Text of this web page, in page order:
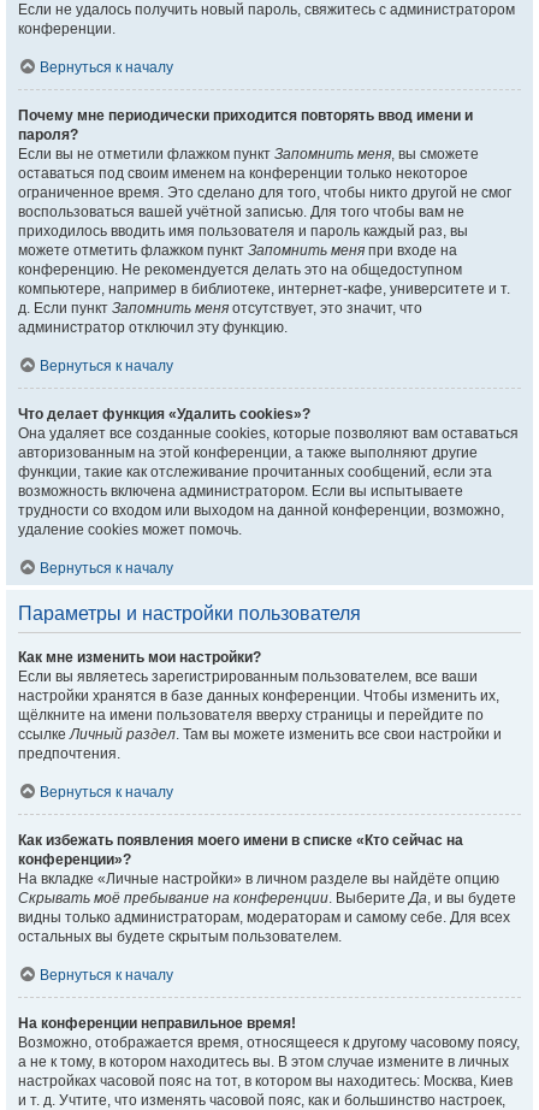
Если не удалось получить новый пароль, свяжитесь с администратором
конференции.
Вернуться к началу
Почему мне периодически приходится повторять ввод имени и
пароля?
Если вы не отметили флажком пункт Запомнить меня, вы сможете
оставаться под своим именем на конференции только некоторое
ограниченное время. Это сделано для того, чтобы никто другой не смог
воспользоваться вашей учётной записью. Для того чтобы вам не
приходилось вводить имя пользователя и пароль каждый раз, вы
можете отметить флажком пункт Запомнить меня при входе на
конференцию. Не рекомендуется делать это на общедоступном
компьютере, например в библиотеке, интернет-кафе, университете и т.
д. Если пункт Запомнить меня отсутствует, это значит, что
администратор отключил эту функцию.
Вернуться к началу
Что делает функция «Удалить cookies»?
Она удаляет все созданные cookies, которые позволяют вам оставаться
авторизованным на этой конференции, а также выполняют другие
функции, такие как отслеживание прочитанных сообщений, если эта
возможность включена администратором. Если вы испытываете
трудности со входом или выходом на данной конференции, возможно,
удаление cookies может помочь.
Вернуться к началу
Параметры и настройки пользователя
Как мне изменить мои настройки?
Если вы являетесь зарегистрированным пользователем, все ваши
настройки хранятся в базе данных конференции. Чтобы изменить их,
щёлкните на имени пользователя вверху страницы и перейдите по
ссылкеЛичный раздел. Там вы можете изменить все свои настройки и
предпочтения.
Вернуться к началу
Как избежать появления моего имени в списке «Кто сейчас на
конференции»?
На вкладке «Личные настройки» в личном разделе вы найдёте опцию
Скрывать моё пребывание на конференции. ВыберитеДа, и вы будете
видны только администраторам, модераторам и самому себе. Для всех
остальных вы будете скрытым пользователем.
Вернуться к началу
На конференции неправильное время!
Возможно, отображается время, относящееся к другому часовому поясу,
а не к тому, в котором находитесь вы. В этом случае измените в личных
настройках часовой пояс на тот, в котором вы находитесь: Москва, Киев
и т. д. Учтите, что изменять часовой пояс, как и большинство настроек,